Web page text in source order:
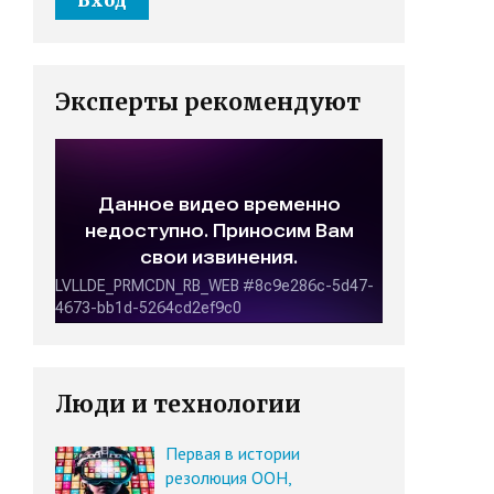
Эксперты рекомендуют
Люди и технологии
Первая в истории
резолюция ООН,